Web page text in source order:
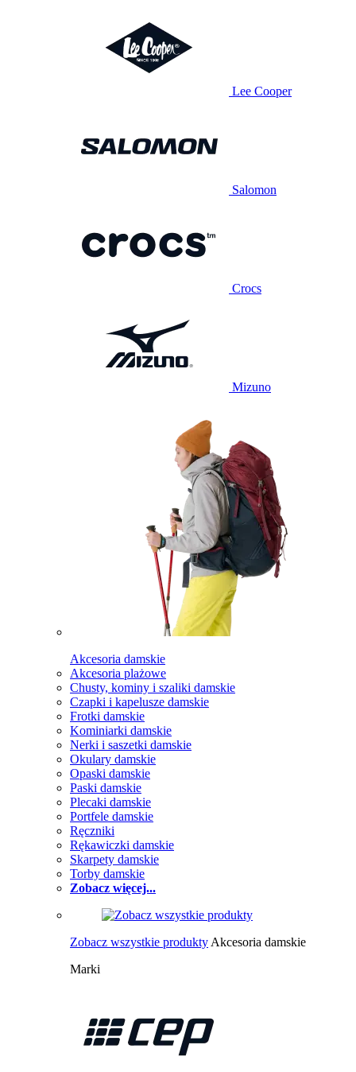
Lee Cooper
Salomon
Crocs
Mizuno
Akcesoria damskie
Akcesoria plażowe
Chusty, kominy i szaliki damskie
Czapki i kapelusze damskie
Frotki damskie
Kominiarki damskie
Nerki i saszetki damskie
Okulary damskie
Opaski damskie
Paski damskie
Plecaki damskie
Portfele damskie
Ręczniki
Rękawiczki damskie
Skarpety damskie
Torby damskie
Zobacz więcej...
Zobacz wszystkie produkty Akcesoria damskie
Marki